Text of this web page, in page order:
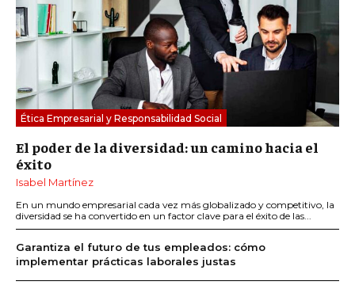
Ética Empresarial y Responsabilidad Social
El poder de la diversidad: un camino hacia el
éxito
Isabel Martínez
En un mundo empresarial cada vez más globalizado y competitivo, la
diversidad se ha convertido en un factor clave para el éxito de las...
Garantiza el futuro de tus empleados: cómo
implementar prácticas laborales justas